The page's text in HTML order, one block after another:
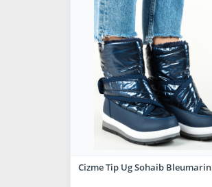
Cizme Tip Ug Sohaib Bleumarin